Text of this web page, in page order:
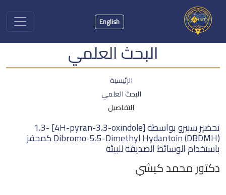
English
البحث العلمي
الرئيسية
البحث العلمي
التفاصيل
تحضير سبيرو بواسطة [4H-pyran-3،3-oxindole] 1،3-
Dibromo-5،5-Dimethyl Hydantoin (DBDMH) كمحفز
باستخدام الوسائط الصديقة للبيئة
دكتور محمد كيشي